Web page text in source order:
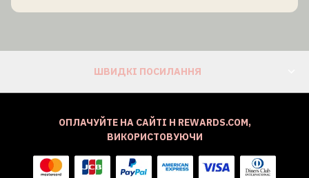
ШВИДКІ ПОСИЛАННЯ
ОПЛАЧУЙТЕ НА САЙТІ H REWARDS.COM,
ВИКОРИСТОВУЮЧИ